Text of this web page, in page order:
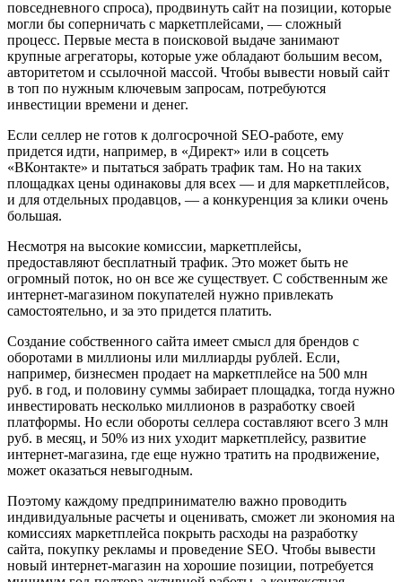
повседневного спроса), продвинуть сайт на позиции, которые
могли бы соперничать с маркетплейсами, — сложный
процесс. Первые места в поисковой выдаче занимают
крупные агрегаторы, которые уже обладают большим весом,
авторитетом и ссылочной массой. Чтобы вывести новый сайт
в топ по нужным ключевым запросам, потребуются
инвестиции времени и денег.
Если селлер не готов к долгосрочной SEO-работе, ему
придется идти, например, в «Директ» или в соцсеть
«ВКонтакте» и пытаться забрать трафик там. Но на таких
площадках цены одинаковы для всех — и для маркетплейсов,
и для отдельных продавцов, — а конкуренция за клики очень
большая.
Несмотря на высокие комиссии, маркетплейсы,
предоставляют бесплатный трафик. Это может быть не
огромный поток, но он все же существует. С собственным же
интернет-магазином покупателей нужно привлекать
самостоятельно, и за это придется платить.
Создание собственного сайта имеет смысл для брендов с
оборотами в миллионы или миллиарды рублей. Если,
например, бизнесмен продает на маркетплейсе на 500 млн
руб. в год, и половину суммы забирает площадка, тогда нужно
инвестировать несколько миллионов в разработку своей
платформы. Но если обороты селлера составляют всего 3 млн
руб. в месяц, и 50% из них уходит маркетплейсу, развитие
интернет-магазина, где еще нужно тратить на продвижение,
может оказаться невыгодным.
Поэтому каждому предпринимателю важно проводить
индивидуальные расчеты и оценивать, сможет ли экономия на
комиссиях маркетплейса покрыть расходы на разработку
сайта, покупку рекламы и проведение SEO. Чтобы вывести
новый интернет-магазин на хорошие позиции, потребуется